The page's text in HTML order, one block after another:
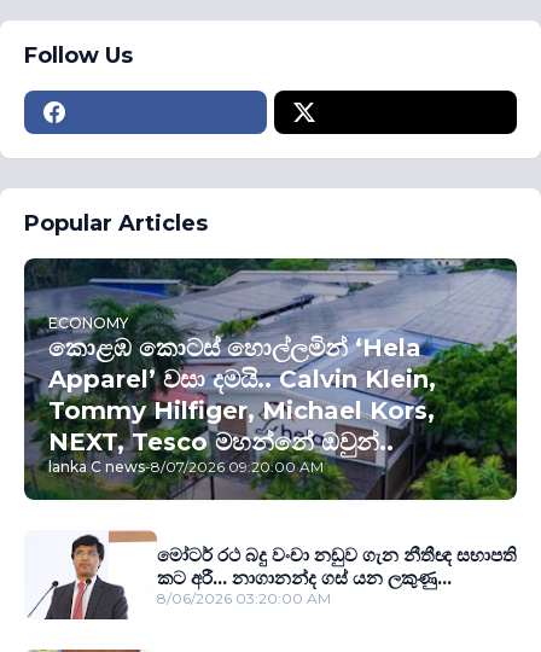
Follow Us
Popular Articles
ECONOMY
කොළඹ කොටස් හොල්ලමින් ‘Hela
Apparel’ වසා දමයි.. Calvin Klein,
Tommy Hilfiger, Michael Kors,
NEXT, Tesco මහන්නේ ඔවුන්..
lanka C news-8/07/2026 09:20:00 AM
මෝටර් රථ බදු වංචා නඩුව ගැන නීතීඥ සභාපති
කට අරී... නාගානන්ද ගස් යන ලකුණු...
8/06/2026 03:20:00 AM